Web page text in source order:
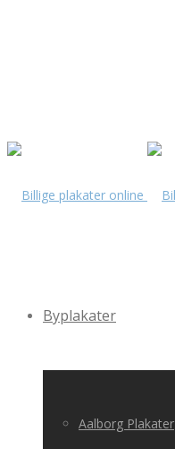
Byplakater
Aalborg Plakater